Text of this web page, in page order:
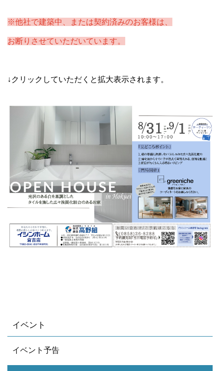
※他社で建築中、または契約済みのお客様は、
お断りさせていただいています。
↓クリックしていただくと拡大表示されます。
イベント
イベント予告